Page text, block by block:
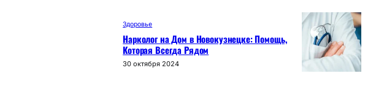
Здоровье
Нарколог на Дом в Новокузнецке: Помощь,
Которая Всегда Рядом
30 октября 2024